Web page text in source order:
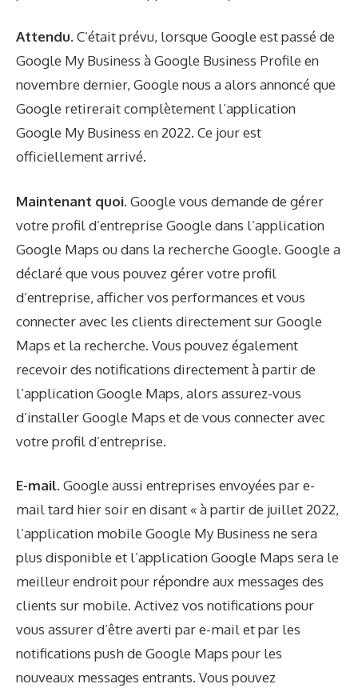
Attendu. C’était prévu, lorsque Google est passé de
Google My Business à Google Business Profile en
novembre dernier, Google nous a alors annoncé que
Google retirerait complètement l’application
Google My Business en 2022. Ce jour est
officiellement arrivé.
Maintenant quoi. Google vous demande de gérer
votre profil d’entreprise Google dans l’application
Google Maps ou dans la recherche Google. Google a
déclaré que vous pouvez gérer votre profil
d’entreprise, afficher vos performances et vous
connecter avec les clients directement sur Google
Maps et la recherche. Vous pouvez également
recevoir des notifications directement à partir de
l’application Google Maps, alors assurez-vous
d’installer Google Maps et de vous connecter avec
votre profil d’entreprise.
E-mail. Google aussi entreprises envoyées par e-
mailtard hier soir en disant « à partir de juillet 2022,
l’application mobile Google My Business ne sera
plus disponible et l’application Google Maps sera le
meilleur endroit pour répondre aux messages des
clients sur mobile. Activez vos notifications pour
vous assurer d’être averti par e-mail et par les
notifications push de Google Maps pour les
nouveaux messages entrants. Vous pouvez